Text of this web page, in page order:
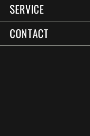
SERVICE
CONTACT